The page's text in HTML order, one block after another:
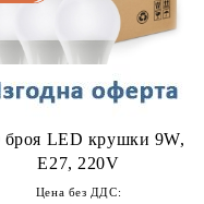
броя LED крушки 9W,
E27, 220V
Цена без ДДС: